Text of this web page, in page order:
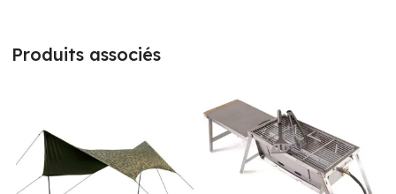
Produits associés